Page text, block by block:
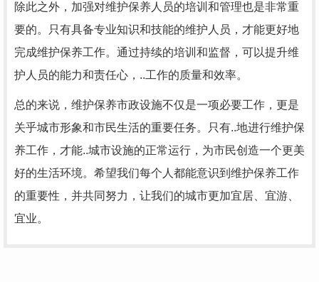
除此之外，加强对维护保养人员的培训和管理也是非常重
要的。只有具备专业知识和技能的维护人员，才能更好地
完成维护保养工作。通过持续的培训和监督，可以提升维
护人员的能力和责任心，..工作的质量和效率。
总的来说，维护保养市政设施不仅是一项必要工作，更是
关乎城市形象和市民生活的重要任务。只有..地进行维护保
养工作，才能..城市设施的正常运行，为市民创造一个更美
好的生活环境。希望我们每个人都能意识到维护保养工作
的重要性，并共同努力，让我们的城市更加宜居、宜游、
宜业。